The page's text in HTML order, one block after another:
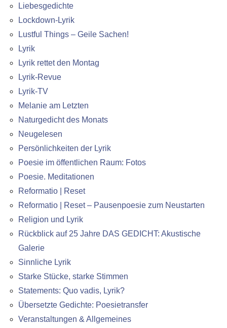
Liebesgedichte
Lockdown-Lyrik
Lustful Things – Geile Sachen!
Lyrik
Lyrik rettet den Montag
Lyrik-Revue
Lyrik-TV
Melanie am Letzten
Naturgedicht des Monats
Neugelesen
Persönlichkeiten der Lyrik
Poesie im öffentlichen Raum: Fotos
Poesie. Meditationen
Reformatio | Reset
Reformatio | Reset – Pausenpoesie zum Neustarten
Religion und Lyrik
Rückblick auf 25 Jahre DAS GEDICHT: Akustische
Galerie
Sinnliche Lyrik
Starke Stücke, starke Stimmen
Statements: Quo vadis, Lyrik?
Übersetzte Gedichte: Poesietransfer
Veranstaltungen & Allgemeines